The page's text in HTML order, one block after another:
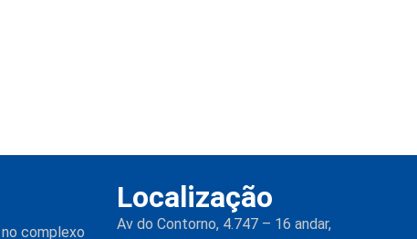
complexo
Localização
Av do Contorno, 4.747 – 16 andar,